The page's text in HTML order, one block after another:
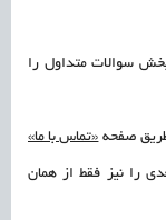
سوالات متداول را
طریق صفحه«تماس با ما»
را نیز فقط از همان